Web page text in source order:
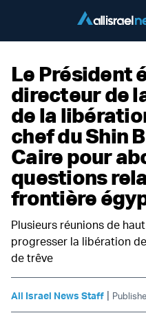
Le Président
directeur de
de la
chef du Shin
Caire pour
questions
frontière
Plusieurs réunions de
progresser la libération
de trêve
All Israel News Staff |